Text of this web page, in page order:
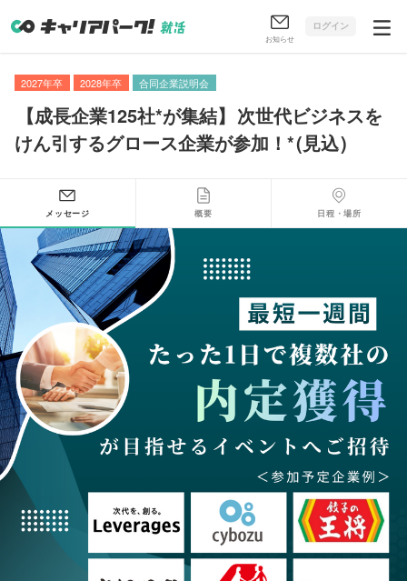
お知らせ
ログイン
2027年卒 2028年卒 合同企業説明会
【成長企業125社*が集結】 次世代ビジネスを
けん引するグロース企業が参加！*(見込)
メッセージ 概要 日程・場所